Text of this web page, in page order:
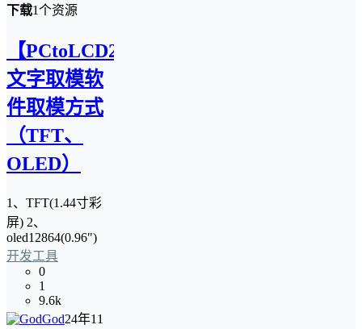
下载1个资源
【PCtoLCD2022】
文字取模软
件取模方式
（TFT、
OLED）
1、TFT(1.44寸彩
屏) 2、
oled12864(0.96")
开发工具
0
1
9.6k
God24年11